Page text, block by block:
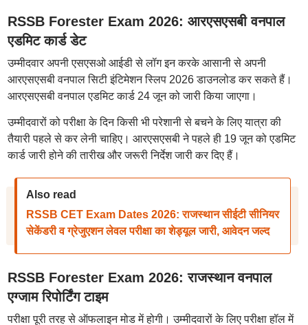
RSSB Forester Exam 2026: आरएसएसबी वनपाल
एडमिट कार्ड डेट
उम्मीदवार अपनी एसएसओ आईडी से लॉग इन करके आसानी से अपनी
आरएसएसबी वनपाल सिटी इंटिमेशन स्लिप 2026 डाउनलोड कर सकते हैं।
आरएसएसबी वनपाल एडमिट कार्ड 24 जून को जारी किया जाएगा।
उम्मीदवारों को परीक्षा के दिन किसी भी परेशानी से बचने के लिए यात्रा की
तैयारी पहले से कर लेनी चाहिए। आरएसएसबी ने पहले ही 19 जून को एडमिट
कार्ड जारी होने की तारीख और जरूरी निर्देश जारी कर दिए हैं।
Also read
RSSB CET Exam Dates 2026: राजस्थान सीईटी सीनियर
सेकेंडरी व ग्रेजुएशन लेवल परीक्षा का शेड्यूल जारी, आवेदन जल्द
RSSB Forester Exam 2026: राजस्थान वनपाल
एग्जाम रिपोर्टिंग टाइम
परीक्षा पूरी तरह से ऑफलाइन मोड में होगी। उम्मीदवारों के लिए परीक्षा हॉल में